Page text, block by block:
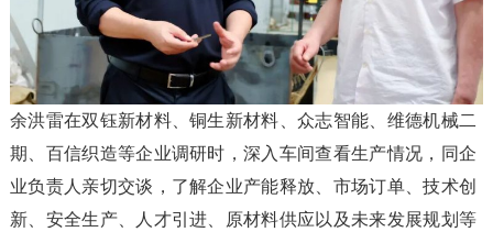
余洪雷在双钰新材料、铜生新材料、众志智能、维德机械二
期、百信织造等企业调研时，深入车间查看生产情况，同企
业负责人亲切交谈，了解企业产能释放、市场订单、技术创
新、安全生产、人才引进、原材料供应以及未来发展规划等